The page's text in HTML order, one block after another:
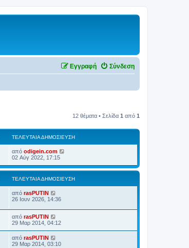
Σύνδεση
Εγγραφή
12 θέματα • Σελίδα 1 από 1
ΤΕΛΕΥΤΑΊΑ ΔΗΜΟΣΊΕΥΣΗ
από odigein.com
02 Αύγ 2022, 17:15
ΤΕΛΕΥΤΑΊΑ ΔΗΜΟΣΊΕΥΣΗ
από rasPUTIN
26 Ιουν 2026, 14:36
από rasPUTIN
29 Μαρ 2014, 04:12
από rasPUTIN
29 Μαρ 2014, 03:10